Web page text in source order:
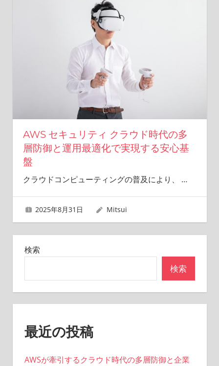
AWS セキュリティ クラウド時代の多
層防御と運用最適化で実現する安心基
盤
クラウドコンピューティングの普及により、 …
2025年8月31日 Mitsui
検索
検索
最近の投稿
AWSが牽引するクラウド時代の多層防御と企業